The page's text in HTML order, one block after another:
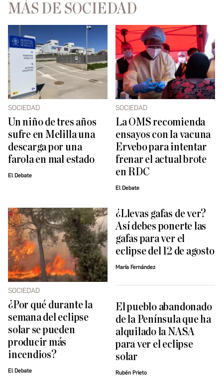
MÁS DE SOCIEDAD
SOCIEDAD
Un niño de tres años
sufre en Melilla una
descarga por una
farola en mal estado
El Debate
SOCIEDAD
La OMS recomienda
ensayos con la vacuna
Ervebo para intentar
frenar el actual brote
en RDC
El Debate
SOCIEDAD
¿Por qué durante la
semana del eclipse
solar se pueden
producir más
incendios?
El Debate
¿Llevas gafas de ver?
Así debes ponerte las
gafas para ver el
eclipse del 12 de agosto
María Fernández
El pueblo abandonado
de la Península que ha
alquilado la NASA
para ver el eclipse
solar
Rubén Prieto